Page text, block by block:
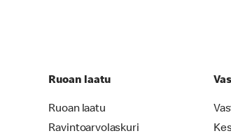
Ruoan laatu
Ruoan laatu
Ravintoarvolaskuri